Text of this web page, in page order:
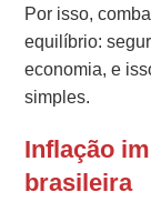
Por isso,
equilíbrio:
economia, e
simples.
Inflação
brasileira